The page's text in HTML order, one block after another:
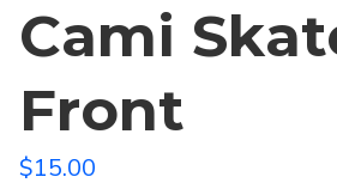
Cami
Front
$15.00